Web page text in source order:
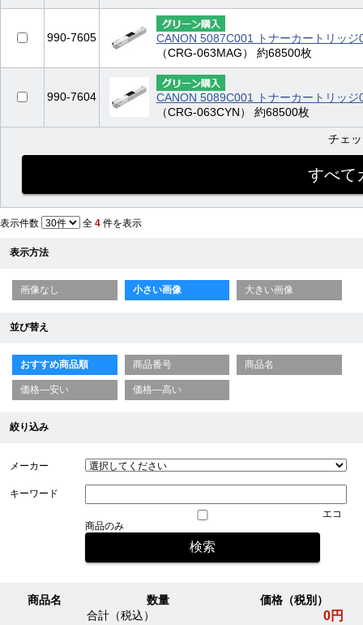
990-7605
CANON 5087C001 トナーカートリッ
（CRG-063MAG） 約68500枚
990-7604
CANON 5089C001 トナーカートリッ
（CRG-063CYN） 約68500枚
チェ
表示件数 全 4 件を表示
表示方法
画像なし 小さい画像 大きい画像
並び替え
おすすめ商品順 商品番号 商品名
価格—安い 価格—高い
絞り込み
メーカー
キーワード
エコ
商品のみ
商品名 数量
価格（税別）
合計（税込）
0円